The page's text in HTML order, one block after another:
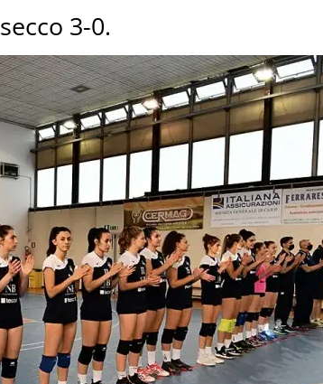
3-0.